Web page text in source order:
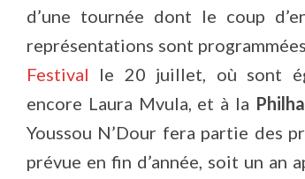
d’une tournée dont le coup
représentations sont
Festival le 20 juillet, où sont
encore Laura Mvula, et à la
Youssou N’Dour fera partie des
prévue en fin d’année, soit un an